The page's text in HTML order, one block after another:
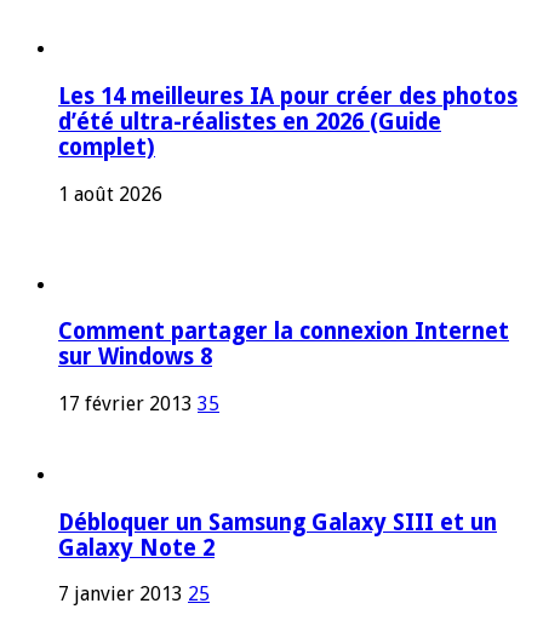
Les 14 meilleures IA pour créer des photos
d’été ultra-réalistes en 2026 (Guide
complet)
1 août 2026
Comment partager la connexion Internet
sur Windows 8
17 février 2013 35
Débloquer un Samsung Galaxy SIII et un
Galaxy Note 2
7 janvier 2013 25